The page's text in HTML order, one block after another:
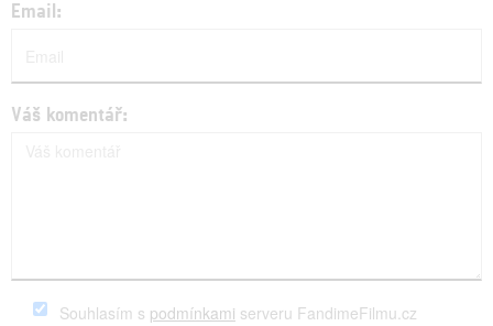
Email:
Váš komentář:
Souhlasím s podmínkami serveru FandimeFilmu.cz